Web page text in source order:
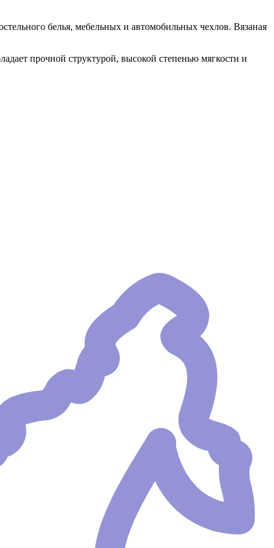
белья, мебельных и автомобильных чехлов. Вязаная
прочной структурой, высокой степенью мягкости и